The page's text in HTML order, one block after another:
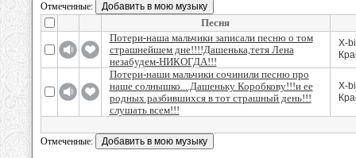
Отмеченные:
Песня
Потери-наша мальчики записали песню о том
страшнейшем дне!!!!Дашенька,тетя Лена
незабудем-НИКОГДА!!!
X-
Потери-наши мальчики сочинили песню про
наше солнышко....Дашеньку Коробкову!!!и ее
родных разбившихся в тот страшный день!!!
слушать всем!!!
X-
Отмеченные: